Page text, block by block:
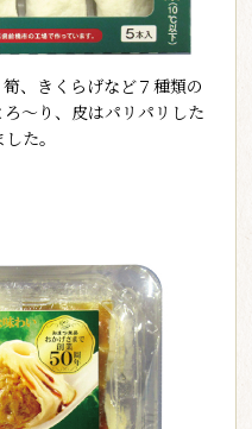
、きくらげなど７種類の
～り、皮はパリパリした
た。